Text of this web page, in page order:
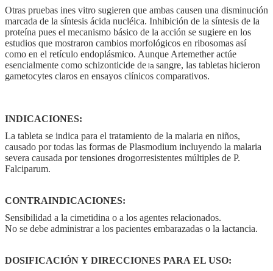
Otras pruebas ines vitro sugieren que ambas causen una disminución
marcada de la síntesis ácida nucléica. Inhibición de la síntesis de la
proteína pues el mecanismo básico de la acción se sugiere en los
estudios que mostraron cambios morfológicos en ribosomas así
como en el retículo endoplásmico. Aunque Artemether actúe
esencialmente como schizonticide de la sangre, las tabletashicieron
gametocytes claros en ensayos clínicos comparativos.
INDICACIONES:
La tableta se indica para el tratamiento de la malaria en niños,
causado por todas las formas de Plasmodium incluyendo la malaria
severa causada por tensiones drogorresistentes múltiples de P.
Falciparum.
CONTRAINDICACIONES:
Sensibilidad a la cimetidina o a los agentes relacionados.
No se debe administrar a los pacientes embarazadas o la lactancia.
DOSIFICACIÓN Y DIRECCIONES PARA EL USO: